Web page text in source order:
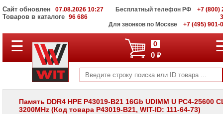
Сайт обновлен 07.08.2026 10:27
Товаров в каталоге 96 686
Бесплатный телефон РФ
+7 (800)
Для звонков по Москве
+7 (495) 901-
ПОЛНЫЙ
КАТАЛОГ
Корпоративные
серверы
WIT
☰ 0
0 ₽
Память DDR4 HPE P43019-B21 16Gb UDIMM U PC4-25600
3200MHz (Код товара P43019-B21, WIT-ID: 111-64-73)